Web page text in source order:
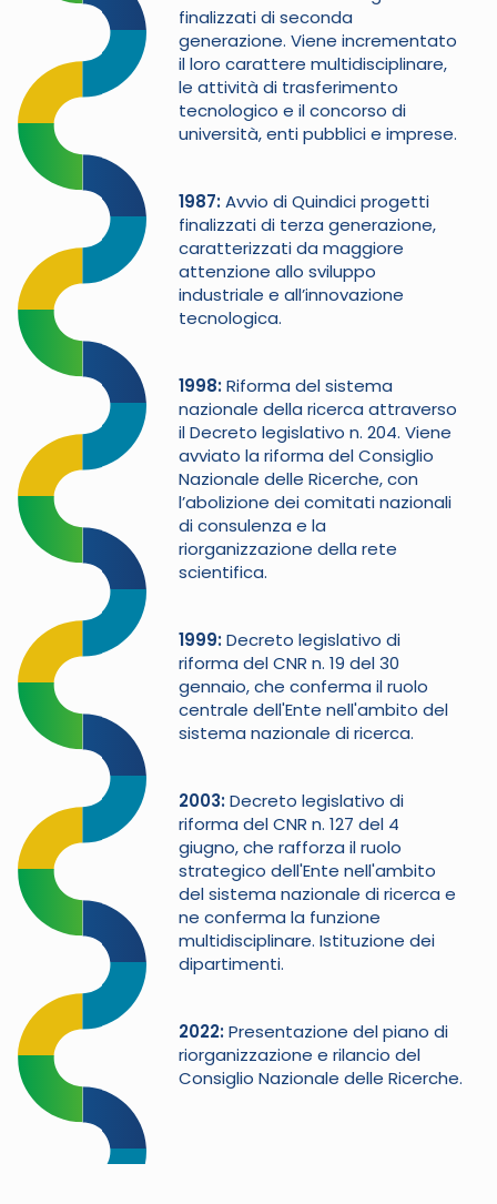
finalizzati di seconda
generazione. Viene incrementato
il loro carattere multidisciplinare,
le attività di trasferimento
tecnologico e il concorso di
università, enti pubblici e imprese.
1987 Avvio di Quindici progetti
finalizzati di terza generazione,
caratterizzati da maggiore
attenzione allo sviluppo
industriale e all’innovazione
tecnologica.
1998 Riforma del sistema
nazionale della ricerca attraverso
il Decreto legislativo n. 204. Viene
avviato la riforma del Consiglio
Nazionale delle Ricerche, con
l’abolizione dei comitati nazionali
di consulenza e la
riorganizzazione della rete
scientifica.
1999 Decreto legislativo di
riforma del CNR n. 19 del 30
gennaio, che conferma il ruolo
centrale dell'Ente nell'ambito del
sistema nazionale di ricerca.
2003 Decreto legislativo di
riforma del CNR n. 127 del 4
giugno, che rafforza il ruolo
strategico dell'Ente nell'ambito
del sistema nazionale di ricerca e
ne conferma la funzione
multidisciplinare. Istituzione dei
dipartimenti.
2022 Presentazione del piano di
riorganizzazione e rilancio del
Consiglio Nazionale delle Ricerche.